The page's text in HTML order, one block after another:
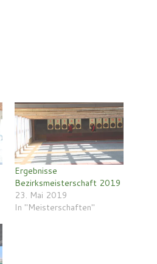
Ergebnisse
Bezirksmeisterschaft 2019
23. Mai 2019
In "Meisterschaften"